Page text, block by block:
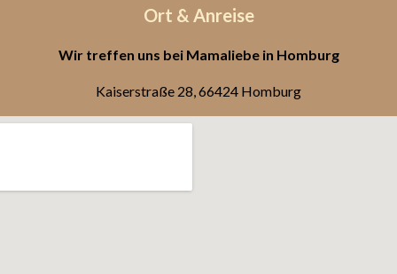
Ort & Anreise
Wir treffen uns bei Mamaliebe in Homburg
Kaiserstraße 28, 66424 Homburg